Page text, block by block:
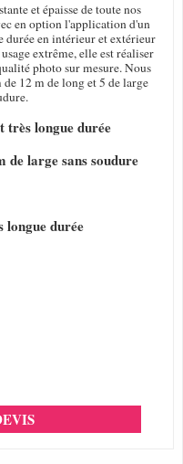
et épaisse de toute nos
en option l'application d'un
en intérieur et extérieur
extrême, elle est réaliser
photo sur mesure. Nous
12 m de long et 5 de large
très longue durée
de large sans soudure
longue durée